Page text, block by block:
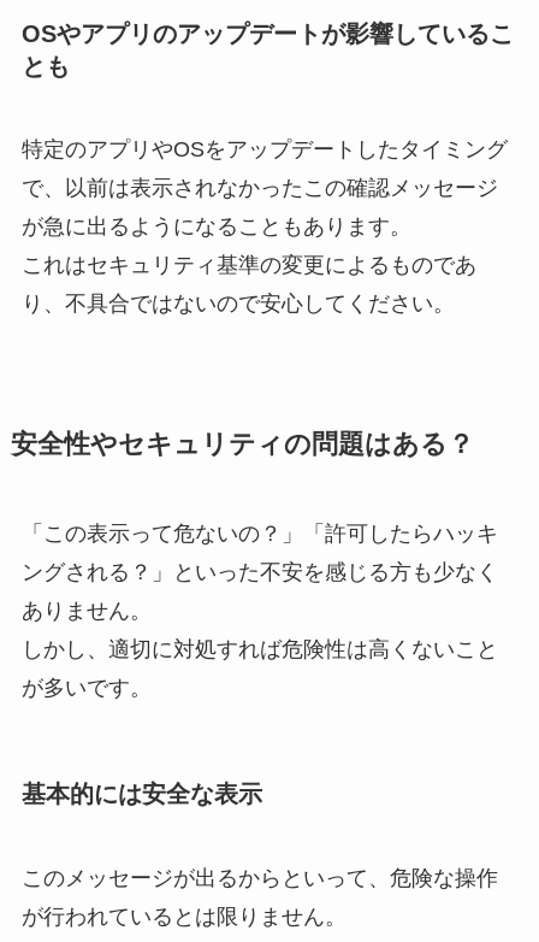
OSやアプリのアップデートが影響しているこ
とも
特定のアプリやOSをアップデートしたタイミング
で、以前は表示されなかったこの確認メッセージ
が急に出るようになることもあります。
これはセキュリティ基準の変更によるものであ
り、不具合ではないので安心してください。
安全性やセキュリティの問題はある？
「この表示って危ないの？」「許可したらハッキ
ングされる？」といった不安を感じる方も少なく
ありません。
しかし、適切に対処すれば危険性は高くないこと
が多いです。
基本的には安全な表示
このメッセージが出るからといって、危険な操作
が行われているとは限りません。